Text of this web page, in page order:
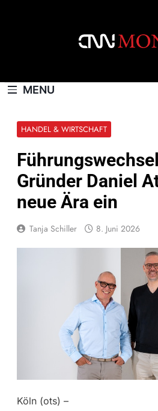
MENU
HANDEL & WIRTSCHAFT
Gründer Daniel
neue Ära ein
Tanja Schiller 8. Juni 2026
Köln (ots) –